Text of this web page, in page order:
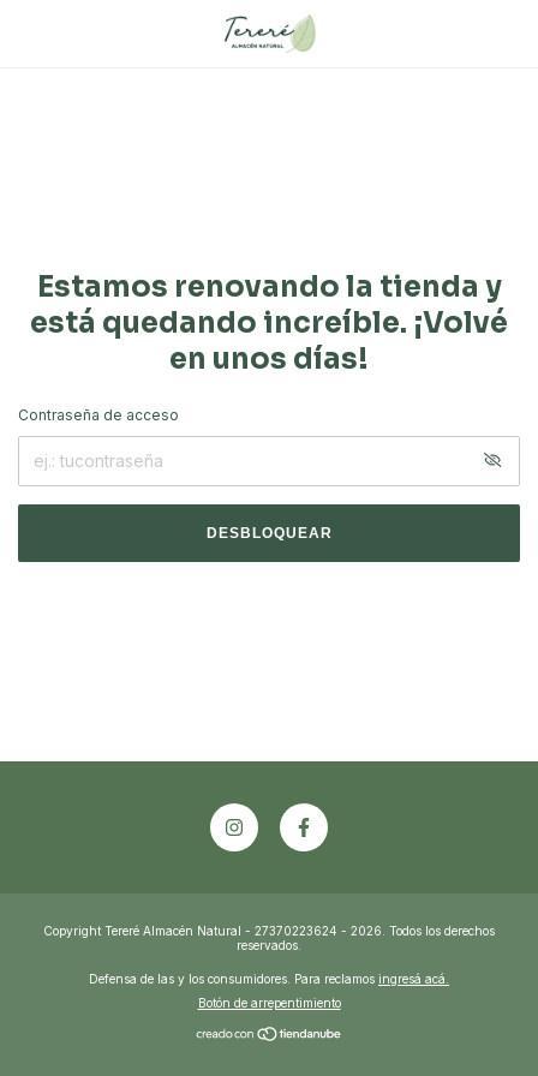
Estamos renovando la tienda y
está quedando increíble. ¡Volvé
en unos días!
Contraseña de acceso
DESBLOQUEAR
Copyright Tereré Almacén Natural - 27370223624 - 2026. Todos los derechos
reservados.
Defensa de las y los consumidores. Para reclamos ingresá acá.
Botón de arrepentimiento